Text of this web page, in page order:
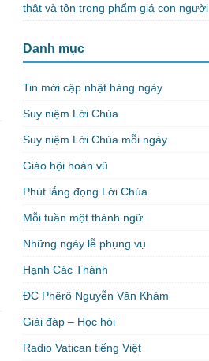
thật và tôn trọng phẩm giá con người
Danh mục
Tin mới cập nhật hàng ngày
Suy niệm Lời Chúa
Suy niệm Lời Chúa mỗi ngày
Giáo hội hoàn vũ
Phút lắng đọng Lời Chúa
Mỗi tuần một thành ngữ
Những ngày lễ phụng vụ
Hạnh Các Thánh
ĐC Phêrô Nguyễn Văn Khảm
Giải đáp – Học hỏi
Radio Vatican tiếng Việt